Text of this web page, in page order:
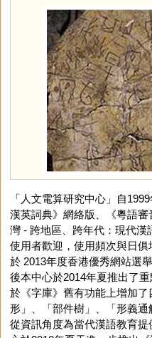
「人文電算研究中心」自
漢英詞典》網絡版、《粵語
灣 - 跨地區、跨年代：現代漢
使用者歡迎，使用頻次與日
於 2013年度香港優秀網站選
後本中心於2014年夏推出了
於《字庫》舊有功能上增加
形」、「部件樹」、「形義
從資訊角度為當代漢語教育